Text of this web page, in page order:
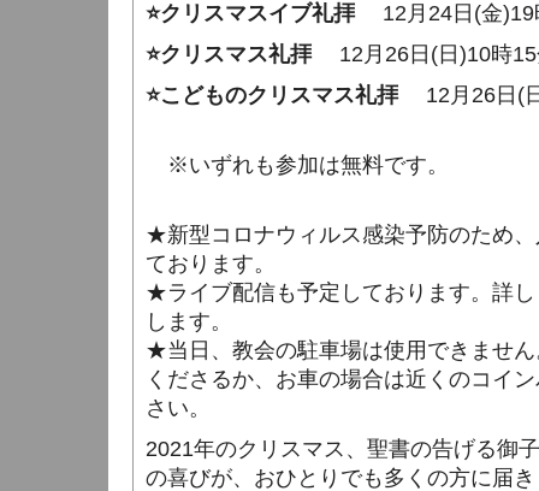
⭐クリスマスイブ礼拝12月24日(金)19
⭐クリスマス礼拝12月26日(日)10時15
⭐こどものクリスマス礼拝12月26日(日
※いずれも参加は無料です。
★新型コロナウィルス感染予防のため
ております。
★ライブ配信も予定しております。詳
します。
★当日、教会の駐車場は使用できませ
くださるか、お車の場合は近くのコイ
さい。
2021年のクリスマス、聖書の告げる御
の喜びが、おひとりでも多くの方に届